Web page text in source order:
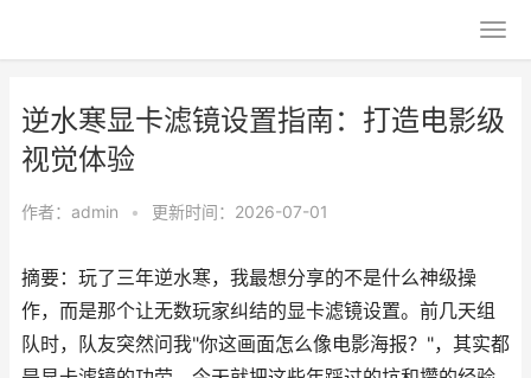
逆水寒显卡滤镜设置指南：打造电影级
视觉体验
作者： admin • 更新时间：2026-07-01
摘要：玩了三年逆水寒，我最想分享的不是什么神级操
作，而是那个让无数玩家纠结的显卡滤镜设置。前几天组
队时，队友突然问我"你这画面怎么像电影海报？"，其实都